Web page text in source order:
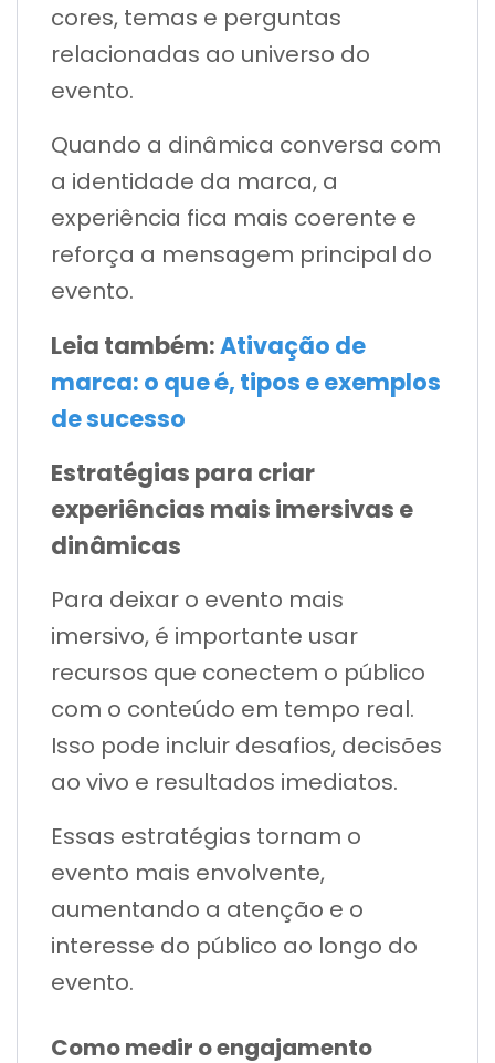
cores, temas e perguntas
relacionadas ao universo do
evento.
Quando a dinâmica conversa com
a identidade da marca, a
experiência fica mais coerente e
reforça a mensagem principal do
evento.
Leia também:Ativação de
marca: o que é, tipos e exemplos
de sucesso
Estratégias para criar
experiências mais imersivas e
dinâmicas
Para deixar o evento mais
imersivo, é importante usar
recursos que conectem o público
com o conteúdo em tempo real.
Isso pode incluir desafios, decisões
ao vivo e resultados imediatos.
Essas estratégias tornam o
evento mais envolvente,
aumentando a atenção e o
interesse do público ao longo do
evento.
Como medir o engajamento